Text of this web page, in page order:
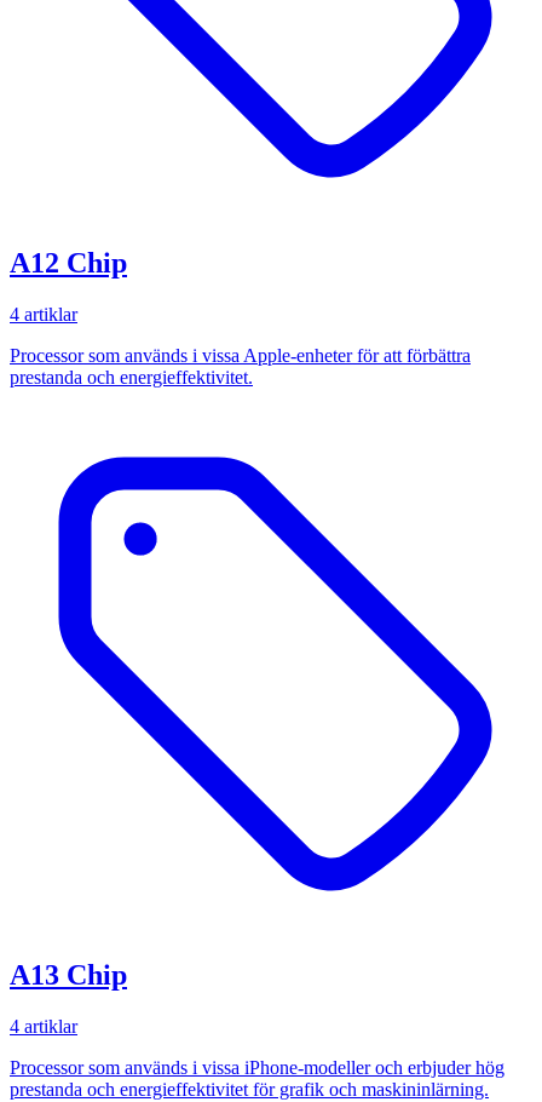
A12 Chip
4 artiklar
Processor som används i vissa Apple-enheter för att förbättra
prestanda och energieffektivitet.
A13 Chip
4 artiklar
Processor som används i vissa iPhone-modeller och erbjuder hög
prestanda och energieffektivitet för grafik och maskininlärning.